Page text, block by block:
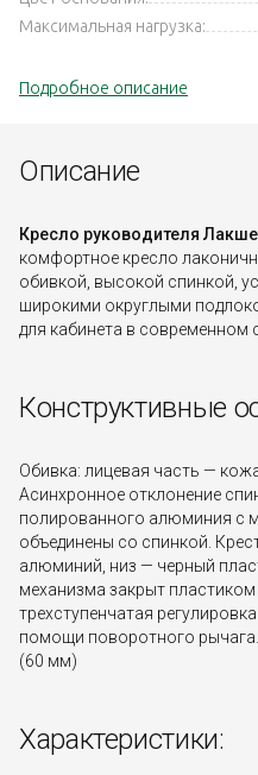
Максимальная нагрузка:
Подробное описание
Описание
Кресло руководителя
комфортное кресло
обивкой, высокой спинкой,
широкими округлыми
для кабинета в современном
Конструктивные
Обивка: лицевая часть —
Асинхронное отклонение
полированного алюминия с
объединены со спинкой.
алюминий, низ — черный
механизма закрыт
трехступенчатая
помощи поворотного
(60 мм)
Характеристики: